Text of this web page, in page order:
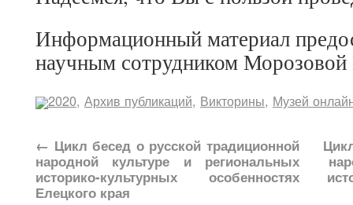
Информационный материал
научным сотрудником
2020, Архив публикаций, Викторины, Музей
← Цикл бесед о русской традиционной
народной культуре и региональных
историко-культурных особенностях
Елецкого края